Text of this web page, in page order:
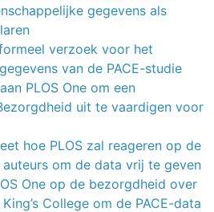
gegevens als
verzoek voor het
van de PACE-studie
PLOS One om een
uit te vaardigen voor
hoe PLOS zal reageren op de
om de data vrij te geven
One op de bezorgdheid over
College om de PACE-data